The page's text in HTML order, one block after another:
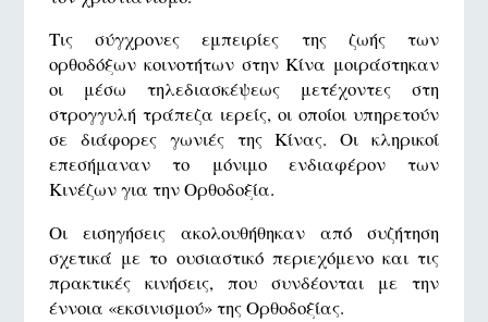
Τις σύγχρονες εμπειρίες της ζωής των
ορθοδόξων κοινοτήτων στην Κίνα μοιράστηκαν
οι μέσω τηλεδιασκέψεως μετέχοντες στη
στρογγυλή τράπεζα ιερείς, οι οποίοι υπηρετούν
σε διάφορες γωνιές της Κίνας. Οι κληρικοί
επεσήμαναν το μόνιμο ενδιαφέρον των
Κινέζων για την Ορθοδοξία.
Οι εισηγήσεις ακολουθήθηκαν από συζήτηση
σχετικά με το ουσιαστικό περιεχόμενο και τις
πρακτικές κινήσεις, που συνδέονται με την
έννοια «εκσινισμού» της Ορθοδοξίας.